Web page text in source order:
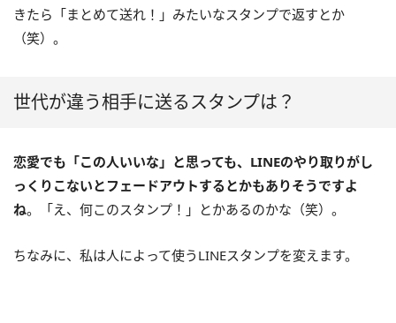
きたら「まとめて送れ！」みたいなスタンプで返すとか
（笑）。
世代が違う相手に送るスタンプは？
恋愛でも「この人いいな」と思っても、LINEのやり取りがし
っくりこないとフェードアウトするとかもありそうですよ
ね。「え、何このスタンプ！」とかあるのかな（笑）。
ちなみに、私は人によって使うLINEスタンプを変えます。